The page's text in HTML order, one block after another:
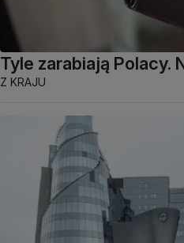
Tyle zarabiają Polacy.
Z KRAJU